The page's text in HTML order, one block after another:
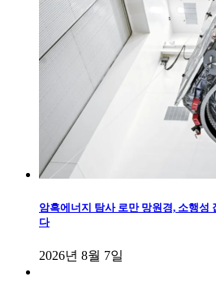
암흑에너지 탐사 로만 망원경, 소행성
다
2026년 8월 7일